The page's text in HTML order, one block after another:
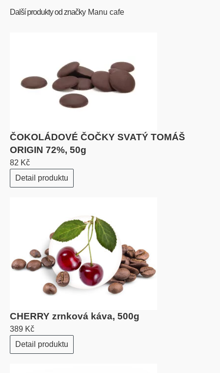
Další produkty od značky Manu cafe
ČOKOLÁDOVÉ ČOČKY SVATÝ TOMÁŠ
ORIGIN 72%, 50g
82 Kč
Detail produktu
CHERRY zrnková káva, 500g
389 Kč
Detail produktu